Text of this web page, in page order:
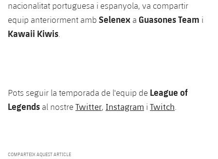
nacionalitat portuguesa i espanyola, va compartir
equip anteriorment amb Selenex a Guasones Team i
Kawaii Kiwis
Pots seguir la temporada de l'equip de League of
Legends al nostre Twitter, Instagram i Twitch
COMPARTEIX AQUEST ARTICLE